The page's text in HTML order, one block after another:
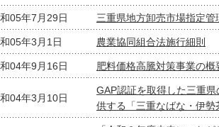
05年7月29日 三重県地方卸売市場指定管
05年3月1日 農業協同組合法施行細則
04年9月16日 肥料価格高騰対策事業の概
04年3月10日
GAP認証を取得した三重
供する「三重なばな・伊